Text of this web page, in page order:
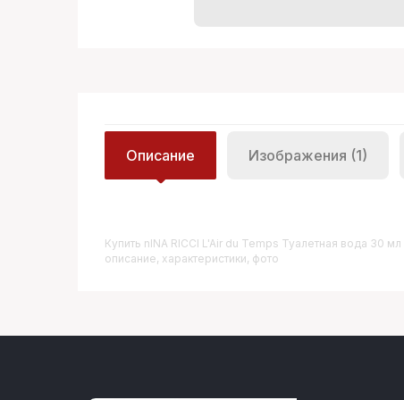
Описание Изображения (1)
Купить NINA RICCI L'Air du Temps Туалетная вода 30 мл
описание, характеристики, фото